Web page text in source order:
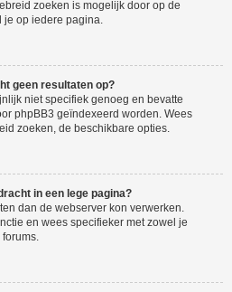
zoeken is mogelijk door op de
je op iedere pagina.
geen resultaten op?
niet specifiek genoeg en bevatte
phpBB3 geïndexeerd worden. Wees
zoeken, de beschikbare opties.
in een lege pagina?
dan de webserver kon verwerken.
en wees specifieker met zowel je